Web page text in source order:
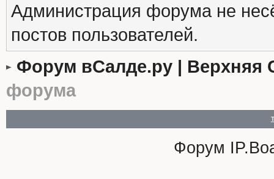
Администрация форума не
постов пользователей.
Форум вСалде.ру | Верхняя
форума
Форум